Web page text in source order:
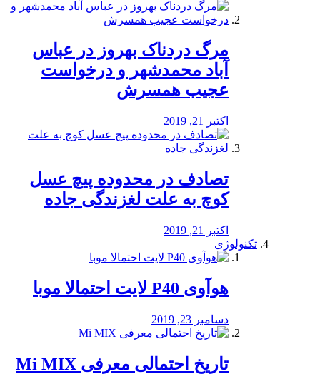
مرگ دردناک بهروز در عباس
آباد محمدشهر و درخواست
عجیب همسرش
اکتبر 21, 2019
تصادف در محدوده پیچ عسل
کوچ به علت لغزندگی جاده
اکتبر 21, 2019
تکنولوژی
هوآوی P40 لایت احتمالا موبا
دسامبر 23, 2019
تاریخ احتمالی معرفی Mi MIX